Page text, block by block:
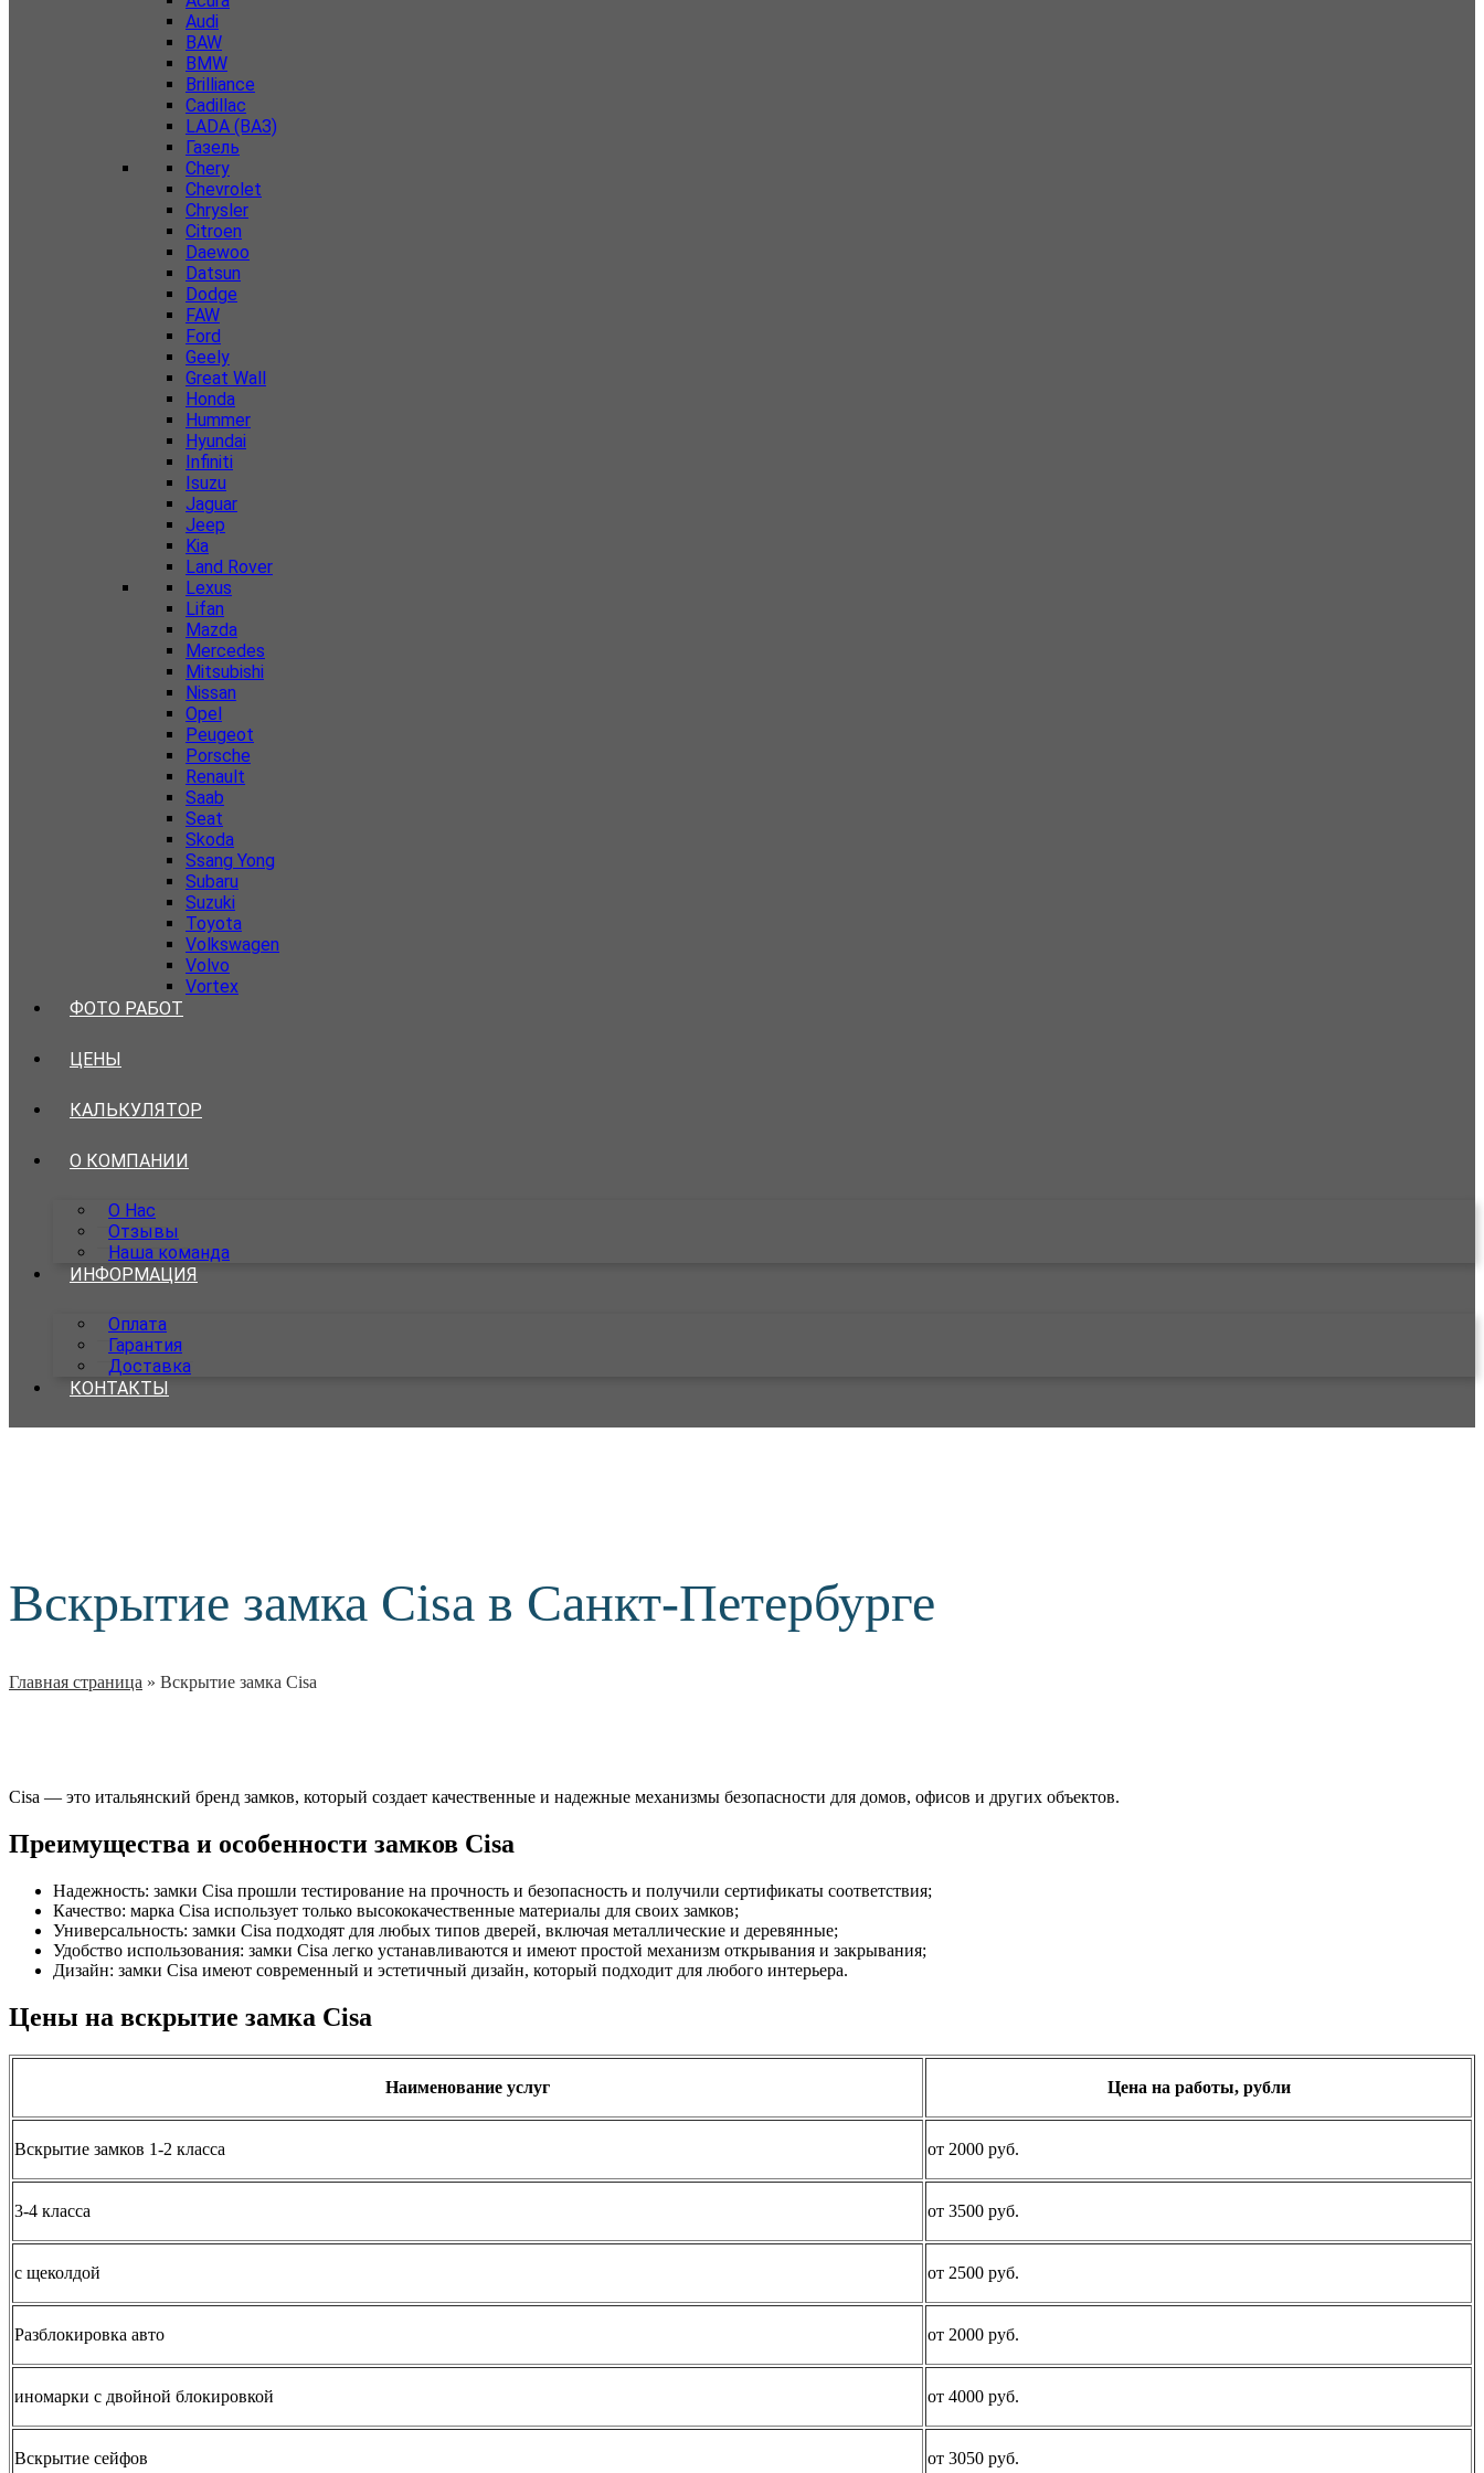
Audi
BAW
BMW
Brilliance
Cadillac
LADA (ВАЗ)
Газель
Chery
Chevrolet
Chrysler
Citroen
Daewoo
Datsun
Dodge
FAW
Ford
Geely
Great Wall
Honda
Hummer
Hyundai
Infiniti
Isuzu
Jaguar
Jeep
Kia
Land Rover
Lexus
Lifan
Mazda
Mercedes
Mitsubishi
Nissan
Opel
Peugeot
Porsche
Renault
Saab
Seat
Skoda
Ssang Yong
Subaru
Suzuki
Toyota
Volkswagen
Volvo
Vortex
ФОТО РАБОТ
ЦЕНЫ
КАЛЬКУЛЯТОР
О КОМПАНИИ
О Нас
Отзывы
Наша команда
ИНФОРМАЦИЯ
Оплата
Гарантия
Доставка
КОНТАКТЫ
Вскрытие замка Cisa в Санкт-Петербурге
Главная страница » Вскрытие замка Cisa
Cisa — это итальянский бренд замков, который создает качественные и надежные механизмы безопасности для домов, офисов и других объектов.
Преимущества и особенности замков Cisa
Надежность: замки Cisa прошли тестирование на прочность и безопасность и получили сертификаты соответствия;
Качество: марка Cisa использует только высококачественные материалы для своих замков;
Универсальность: замки Cisa подходят для любых типов дверей, включая металлические и деревянные;
Удобство использования: замки Cisa легко устанавливаются и имеют простой механизм открывания и закрывания;
Дизайн: замки Cisa имеют современный и эстетичный дизайн, который подходит для любого интерьера.
Цены на вскрытие замка Cisa
Наименование услуг Цена на работы, рубли
Вскрытие замков 1-2 класса от 2000 руб.
3-4 класса от 3500 руб.
с щеколдой от 2500 руб.
Разблокировка авто от 2000 руб.
иномарки с двойной блокировкой от 4000 руб.
Вскрытие сейфов от 3050 руб.